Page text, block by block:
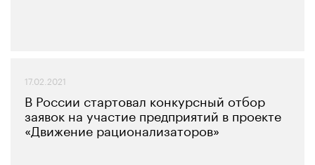
17.02.2021
В России стартовал конкурсный отбор
заявок на участие предприятий в проекте
«Движение рационализаторов»